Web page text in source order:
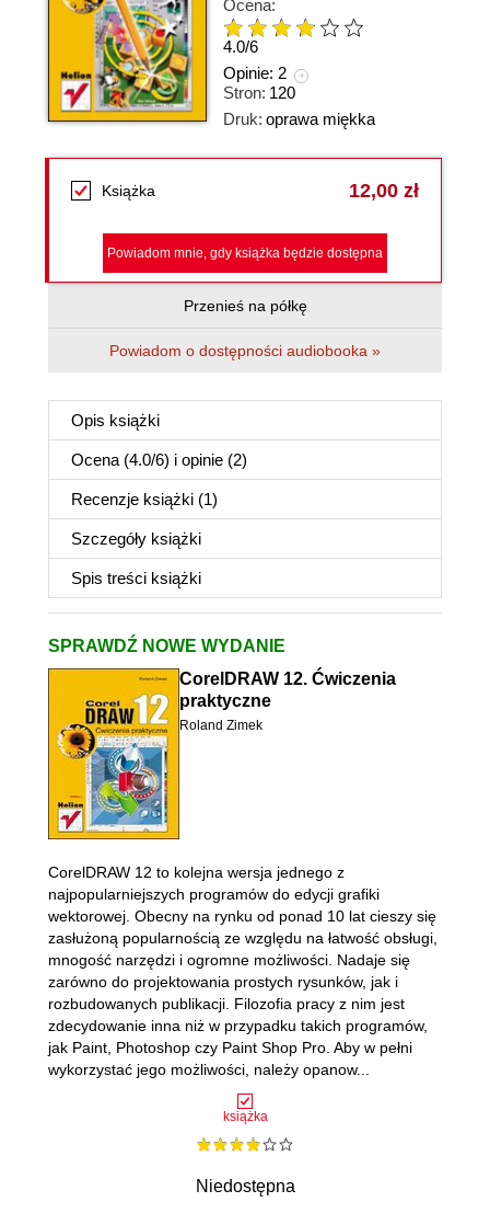
Ocena:
4.0/6
Opinie: 2
Stron: 120
Druk: oprawa miękka
Książka 12,00 zł
Powiadom mnie, gdy książka będzie dostępna
Przenieś na półkę
Powiadom o dostępności audiobooka »
Opis książki
Ocena (4.0/6) i opinie (2)
Recenzje książki (1)
Szczegóły książki
Spis treści książki
SPRAWDŹ NOWE WYDANIE
CorelDRAW 12. Ćwiczenia
praktyczne
Roland Zimek
książka
Niedostępna
CorelDRAW 12 to kolejna wersja jednego z
najpopularniejszych programów do edycji grafiki
wektorowej. Obecny na rynku od ponad 10 lat cieszy się
zasłużoną popularnością ze względu na łatwość obsługi,
mnogość narzędzi i ogromne możliwości. Nadaje się
zarówno do projektowania prostych rysunków, jak i
rozbudowanych publikacji. Filozofia pracy z nim jest
zdecydowanie inna niż w przypadku takich programów,
jak Paint, Photoshop czy Paint Shop Pro. Aby w pełni
wykorzystać jego możliwości, należy opanow...